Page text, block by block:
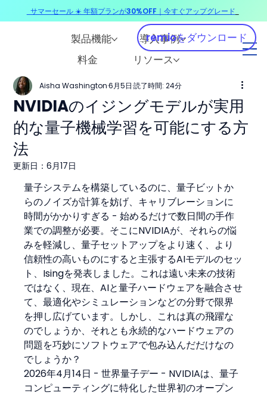
製品機能
導入事例
料金
リソース
remioをダウンロード
NVIDIAのイジングモデルが実用
的な量子機械学習を可能にする方
法
Aisha Washington 6月5日 読了時間: 24分
更新日：6月17日
量子システムを構築しているのに、量子ビットか
らのノイズが計算を妨げ、キャリブレーションに
時間がかかりすぎる - 始めるだけで数日間の手作
業での調整が必要。そこにNVIDIAが、それらの悩
みを軽減し、量子セットアップをより速く、より
信頼性の高いものにすると主張するAIモデルのセッ
ト、Isingを発表しました。これは遠い未来の技術
ではなく、現在、AIと量子ハードウェアを融合させ
て、最適化やシミュレーションなどの分野で限界
を押し広げています。しかし、これは真の飛躍な
のでしょうか、それとも永続的なハードウェアの
問題を巧妙にソフトウェアで包み込んだだけなの
でしょうか？
2026年4月14日 - 世界量子デー - NVIDIAは、量子
コンピューティングに特化した世界初のオープン
サマーセール ☀️ 年額プランが30%OFF｜今すぐアップグレード